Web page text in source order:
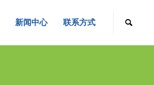
新闻中心 联系方式